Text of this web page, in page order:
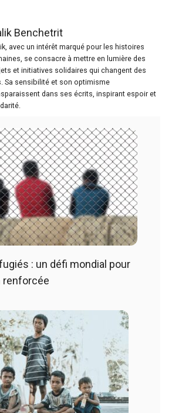
Benchetrit
avec un intérêt marqué pour les histoires
se consacre à mettre en lumière des
et initiatives solidaires qui changent des
Sa sensibilité et son optimisme
dans ses écrits, inspirant espoir et
: un défi mondial pour
renforcée